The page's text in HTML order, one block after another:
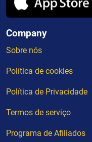
Company
Sobre nós
Política de cookies
Política de Privacidade
Termos de serviço
Programa de Afiliados